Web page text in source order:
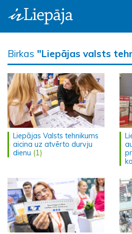
Birkas "Liepājas valsts
Liepājas Valsts tehnikums
aicina uz atvērto durvju
dienu (1)